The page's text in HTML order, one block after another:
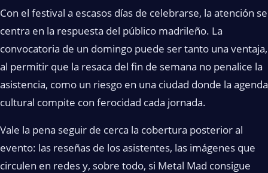
Con el festival a escasos días de celebrarse, la atención se
centra en la respuesta del público madrileño. La
convocatoria de un domingo puede ser tanto una ventaja,
al permitir que la resaca del fin de semana no penalice la
asistencia, como un riesgo en una ciudad donde la agenda
cultural compite con ferocidad cada jornada.
Vale la pena seguir de cerca la cobertura posterior al
evento: las reseñas de los asistentes, las imágenes que
circulen en redes y, sobre todo, si Metal Mad consigue